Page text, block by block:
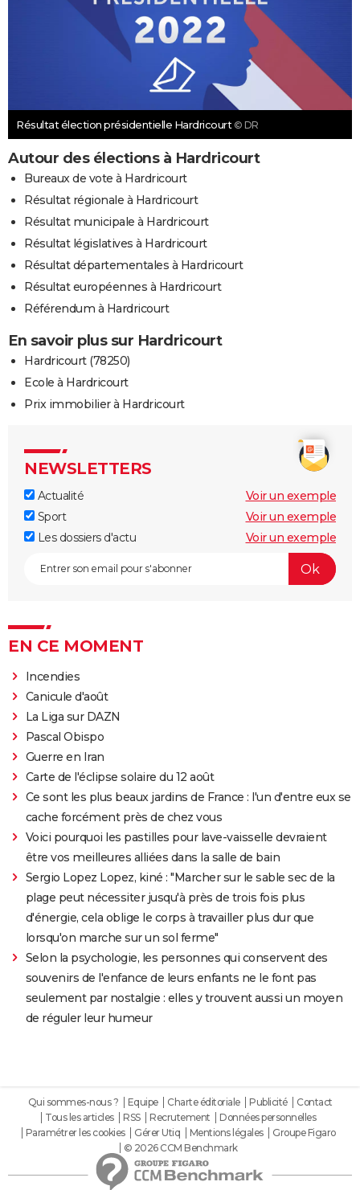
Résultat élection présidentielle Hardricourt © DR
Autour des élections à Hardricourt
Bureaux de vote à Hardricourt
Résultat régionale à Hardricourt
Résultat municipale à Hardricourt
Résultat législatives à Hardricourt
Résultat départementales à Hardricourt
Résultat européennes à Hardricourt
Référendum à Hardricourt
En savoir plus sur Hardricourt
Hardricourt (78250)
Ecole à Hardricourt
Prix immobilier à Hardricourt
NEWSLETTERS
Actualité
Voir un exemple
Sport
Voir un exemple
Les dossiers d'actu
Voir un exemple
EN CE MOMENT
Incendies
Canicule d'août
La Liga sur DAZN
Pascal Obispo
Guerre en Iran
Carte de l'éclipse solaire du 12 août
Ce sont les plus beaux jardins de France : l'un d'entre eux se
cache forcément près de chez vous
Voici pourquoi les pastilles pour lave-vaisselle devraient
être vos meilleures alliées dans la salle de bain
Sergio Lopez Lopez, kiné : "Marcher sur le sable sec de la
plage peut nécessiter jusqu'à près de trois fois plus
d'énergie, cela oblige le corps à travailler plus dur que
lorsqu'on marche sur un sol ferme"
Selon la psychologie, les personnes qui conservent des
souvenirs de l'enfance de leurs enfants ne le font pas
seulement par nostalgie : elles y trouvent aussi un moyen
de réguler leur humeur
Qui sommes-nous ? Equipe Charte éditoriale Publicité
Contact
Tous les articles
RSS Recrutement
Données personnelles
Paramétrer les cookies
Gérer Utiq Mentions légales
Groupe Figaro
© 2026 CCM Benchmark